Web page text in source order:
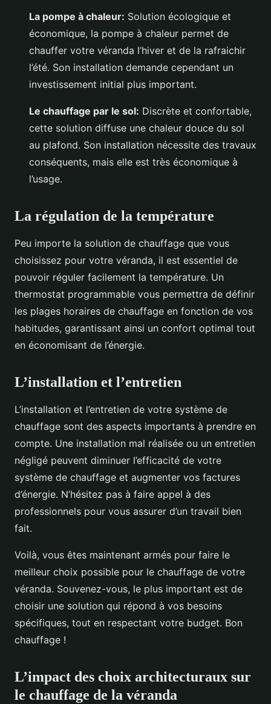
La pompe à chaleur: Solution écologique et
économique, la pompe à chaleur permet de
chauffer votre véranda l’hiver et de la rafraichir
l’été. Son installation demande cependant un
investissement initial plus important.
Le chauffage par le sol: Discrète et confortable,
cette solution diffuse une chaleur douce du sol
au plafond. Son installation nécessite des travaux
conséquents, mais elle est très économique à
l’usage.
La régulation de la température
Peu importe la solution de chauffage que vous
choisissez pour votre véranda, il est essentiel de
pouvoir réguler facilement la température. Un
thermostat programmable vous permettra de définir
les plages horaires de chauffage en fonction de vos
habitudes, garantissant ainsi un confort optimal tout
en économisant de l’énergie.
L’installation et l’entretien
L’installation et l’entretien de votre système de
chauffage sont des aspects importants à prendre en
compte. Une installation mal réalisée ou un entretien
négligé peuvent diminuer l’efficacité de votre
système de chauffage et augmenter vos factures
d’énergie. N’hésitez pas à faire appel à des
professionnels pour vous assurer d’un travail bien
fait.
Voilà, vous êtes maintenant armés pour faire le
meilleur choix possible pour le chauffage de votre
véranda. Souvenez-vous, le plus important est de
choisir une solution qui répond à vos besoins
spécifiques, tout en respectant votre budget. Bon
chauffage !
L’impact des choix architecturaux sur
le chauffage de la véranda